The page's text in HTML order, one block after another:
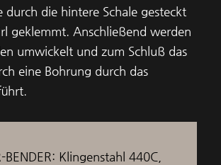
durch die hintere Schale gesteckt
geklemmt. Anschließend werden
umwickelt und zum Schluß das
eine Bohrung durch das
BENDER: Klingenstahl 440C,